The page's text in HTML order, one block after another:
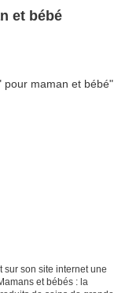
et bébé
son site internet une
et bébés : la